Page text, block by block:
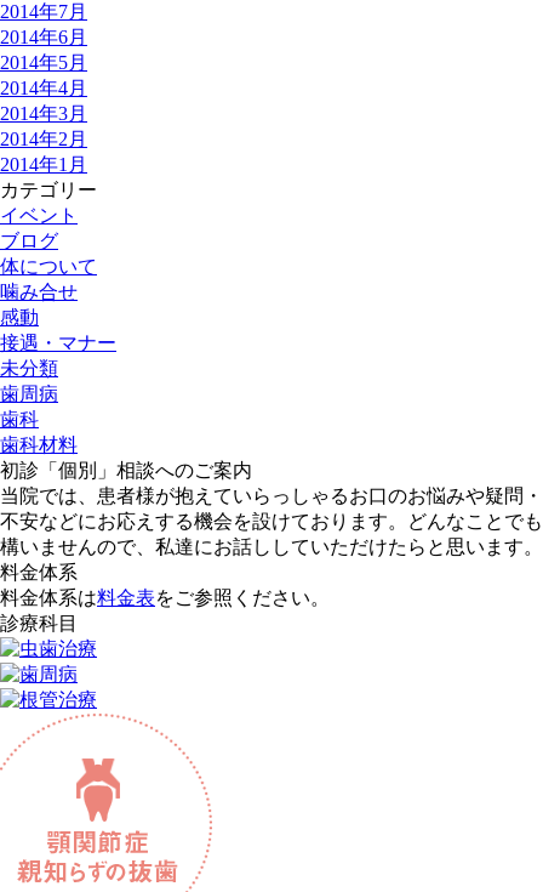
2014年7月
2014年6月
2014年5月
2014年4月
2014年3月
2014年2月
2014年1月
カテゴリー
イベント
ブログ
体について
噛み合せ
感動
接遇・マナー
未分類
歯周病
歯科
歯科材料
初診「個別」相談へのご案内
当院では、患者様が抱えていらっしゃるお口のお悩みや疑問・
不安などにお応えする機会を設けております。どんなことでも
構いませんので、私達にお話ししていただけたらと思います。
料金体系
料金体系は料金表をご参照ください。
診療科目